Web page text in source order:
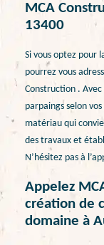
MCA
13400
Si vous optez pour
pourrez vous
Construction .
parpaings selon
matériau qui
des travaux et
N’hésitez pas à
Appelez
création de
domaine à